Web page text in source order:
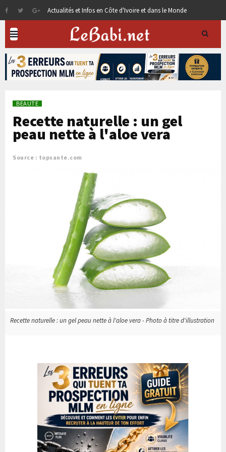
Actualités et Infos en Côte d'Ivoire et dans le Monde
BEAUTE
Recette naturelle : un gel
peau nette à l'aloe vera
Source : topsante.com
Recette naturelle : un gel peau nette à l'aloe vera - Photo à titre d'illustration